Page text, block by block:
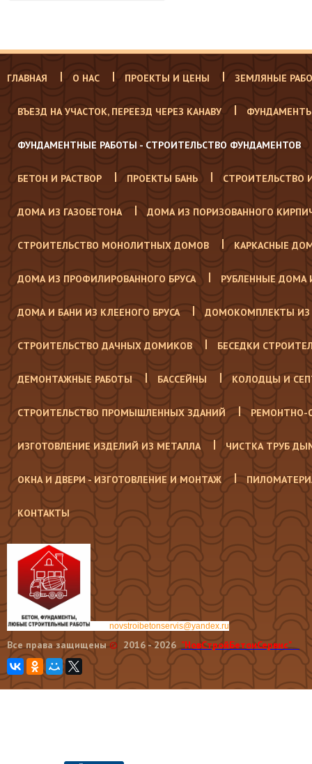
ГЛАВНАЯ О НАС ПРОЕКТЫ И ЦЕНЫ ЗЕМЛЯНЫЕ
ВЪЕЗД НА УЧАСТОК, ПЕРЕЕЗД ЧЕРЕЗ КАНАВУ
ФУНДАМЕНТНЫЕ РАБОТЫ - СТРОИТЕЛЬСТВО ФУНДАМЕНТОВ
БЕТОН И РАСТВОР ПРОЕКТЫ БАНЬ СТРОИТЕЛЬСТВО
ДОМА ИЗ ГАЗОБЕТОНА ДОМА ИЗ ПОРИЗОВАННОГО
СТРОИТЕЛЬСТВО МОНОЛИТНЫХ ДОМОВ КАРКАСНЫЕ
ДОМА ИЗ ПРОФИЛИРОВАННОГО БРУСА РУБЛЕННЫЕ ДОМА
ДОМА И БАНИ ИЗ КЛЕЕНОГО БРУСА ДОМОКОМПЛЕКТЫ ИЗ
СТРОИТЕЛЬСТВО ДАЧНЫХ ДОМИКОВ БЕСЕДКИ
ДЕМОНТАЖНЫЕ РАБОТЫ БАССЕЙНЫ КОЛОДЦЫ И
СТРОИТЕЛЬСТВО ПРОМЫШЛЕННЫХ ЗДАНИЙ РЕМОНТНО-
ИЗГОТОВЛЕНИЕ ИЗДЕЛИЙ ИЗ МЕТАЛЛА ЧИСТКА ТРУБ
ОКНА И ДВЕРИ - ИЗГОТОВЛЕНИЕ И МОНТАЖ
КОНТАКТЫ
novstroibetonservis@yandex.ru
Все права защищены© 2016 - 2026"НовCтройБетонСервис"